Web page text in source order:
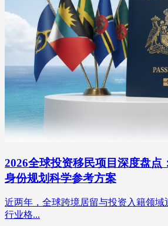
2026全球投资移民项目深度盘点
身份规划科学参考方案
近两年，全球跨境居留与投资入籍领
行业格...